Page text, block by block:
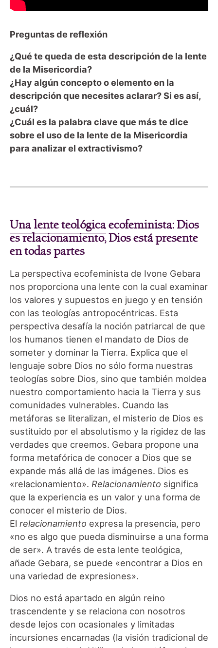
Preguntas de reflexión
¿Qué te queda de esta descripción de la lente
de la Misericordia?
¿Hay algún concepto o elemento en la
descripción que necesites aclarar? Si es así,
¿cuál?
¿Cuál es la palabra clave que más te dice
sobre el uso de la lente de la Misericordia
para analizar el extractivismo?
Una lente teológicaecofeminista: Dios
es relacionamiento, Dios está presente
en todas partes
La perspectiva ecofeminista de Ivone Gebara
nos proporciona una lente con la cual examinar
los valores y supuestos en juego y en tensión
con las teologías antropocéntricas. Esta
perspectiva desafía la noción patriarcal de que
los humanos tienen el mandato de Dios de
someter y dominar la Tierra. Explica que el
lenguaje sobre Dios no sólo forma nuestras
teologías sobre Dios, sino que también moldea
nuestro comportamiento hacia la Tierra y sus
comunidades vulnerables. Cuando las
metáforas se literalizan, el misterio de Dios es
sustituido por el absolutismo y la rigidez de las
verdades que creemos. Gebara propone una
forma metafórica de conocer a Dios que se
expande más allá de las imágenes. Dios es
«relacionamiento». Relacionamiento significa
que la experiencia es un valor y una forma de
conocer el misterio de Dios.
El relacionamiento expresa la presencia, pero
«no es algo que pueda disminuirse a una forma
de ser». A través de esta lente teológica,
añade Gebara, se puede «encontrar a Dios en
una variedad de expresiones».
Dios no está apartado en algún reino
trascendente y se relaciona con nosotros
desde lejos con ocasionales y limitadas
incursiones encarnadas (la visión tradicional de